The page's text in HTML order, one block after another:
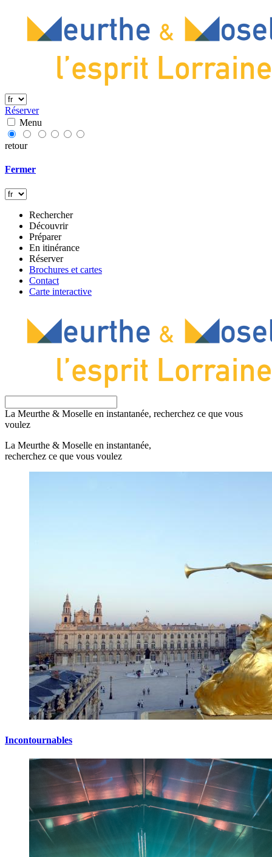
Réserver
Menu
retour
Fermer
Rechercher
Découvrir
Préparer
En itinérance
Réserver
Brochures et cartes
Contact
Carte interactive
La Meurthe & Moselle en instantanée, recherchez ce que vous
voulez
La Meurthe & Moselle en instantanée,
recherchez ce que vous voulez
Incontournables